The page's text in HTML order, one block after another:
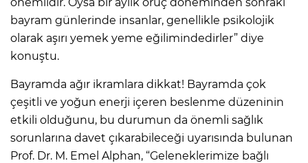
bayram günlerinde insanlar, genellikle psikolojik
olarak aşırı yemek yeme eğilimindedirler” diye
konuştu.
Bayramda ağır ikramlara dikkat! Bayramda çok
çeşitli ve yoğun enerji içeren beslenme düzeninin
etkili olduğunu, bu durumun da önemli sağlık
sorunlarına davet çıkarabileceği uyarısında bulunan
Prof. Dr. M. Emel Alphan, “Geleneklerimize bağlı